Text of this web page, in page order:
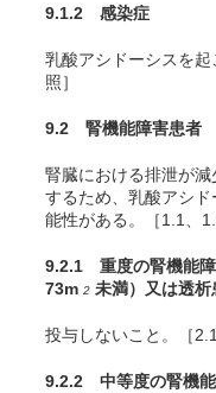
9.1.2 感染症
乳酸アシドーシスを
照］
9.2 腎機能障害患者
腎臓における排泄が
するため、乳酸アシ
能性がある。［1.1、
9.2.1 重度の腎機能
73m 2 未満）又は透析
投与しないこと。［2.1
9.2.2 中等度の腎機